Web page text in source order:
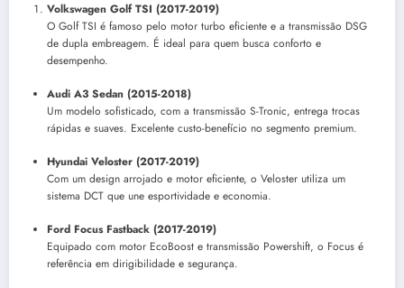
Volkswagen Golf TSI (2017-2019)
O Golf TSI é famoso pelo motor turbo eficiente e a transmissão DSG
de dupla embreagem. É ideal para quem busca conforto e
desempenho.
Audi A3 Sedan (2015-2018)
Um modelo sofisticado, com a transmissão S-Tronic, entrega trocas
rápidas e suaves. Excelente custo-benefício no segmento premium.
Hyundai Veloster (2017-2019)
Com um design arrojado e motor eficiente, o Veloster utiliza um
sistema DCT que une esportividade e economia.
Ford Focus Fastback (2017-2019)
Equipado com motor EcoBoost e transmissão Powershift, o Focus é
referência em dirigibilidade e segurança.